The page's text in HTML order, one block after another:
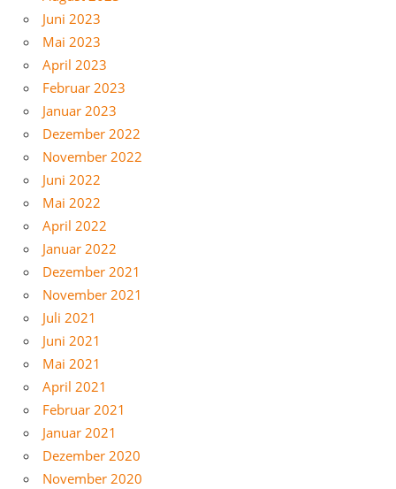
Juni 2023
Mai 2023
April 2023
Februar 2023
Januar 2023
Dezember 2022
November 2022
Juni 2022
Mai 2022
April 2022
Januar 2022
Dezember 2021
November 2021
Juli 2021
Juni 2021
Mai 2021
April 2021
Februar 2021
Januar 2021
Dezember 2020
November 2020